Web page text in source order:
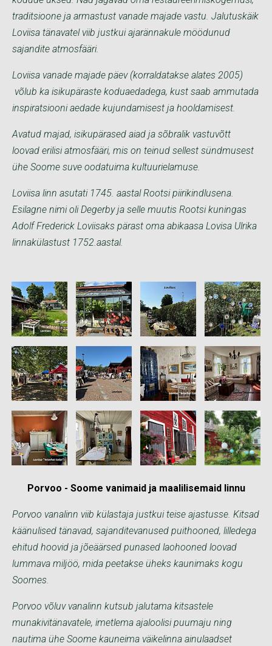
traditsioone ja armastust vanade majade vastu. Jalutuskäik
Loviisa tänavatel viib justkui ajarännakule möödunud
sajandite atmosfääri.
Loviisa vanade majade päev (korraldatakse alates 2005)
võlub ka isikupäraste koduaedadega, kust saab ammutada
inspiratsiooni aedade kujundamisest ja hooldamisest.
Avatud majad, isikupärased aiad ja sõbralik vastuvõtt
loovad erilisi atmosfääri, mis on teinud sellest sündmusest
ühe Soome suve oodatuima kultuurielamuse.
Loviisa linn asutati 1745. aastal Rootsi piirikindlusena.
Esilagne nimi oli Degerby ja selle muutis Rootsi kuningas
Adolf Frederick Loviisaks pärast oma abikaasa Lovisa Ulrika
linnakülastust 1752.aastal.
Porvoo - Soome vanimaid ja maalilisemaid linnu
Porvoo vanalinn viib külastaja justkui teise ajastusse. Kitsad
käänulised tänavad, sajanditevanused puithooned, lilledega
ehitud hoovid ja jõeäärsed punased laohooned loovad
lummava miljöö, mida peetakse üheks kaunimaks kogu
Soomes.
Porvoo võluv vanalinn kutsub jalutama kitsastele
munakivitänavatele, imetlema ajaloolisi puumaju ning
nautima ühe Soome kauneima väikelinna ainulaadset